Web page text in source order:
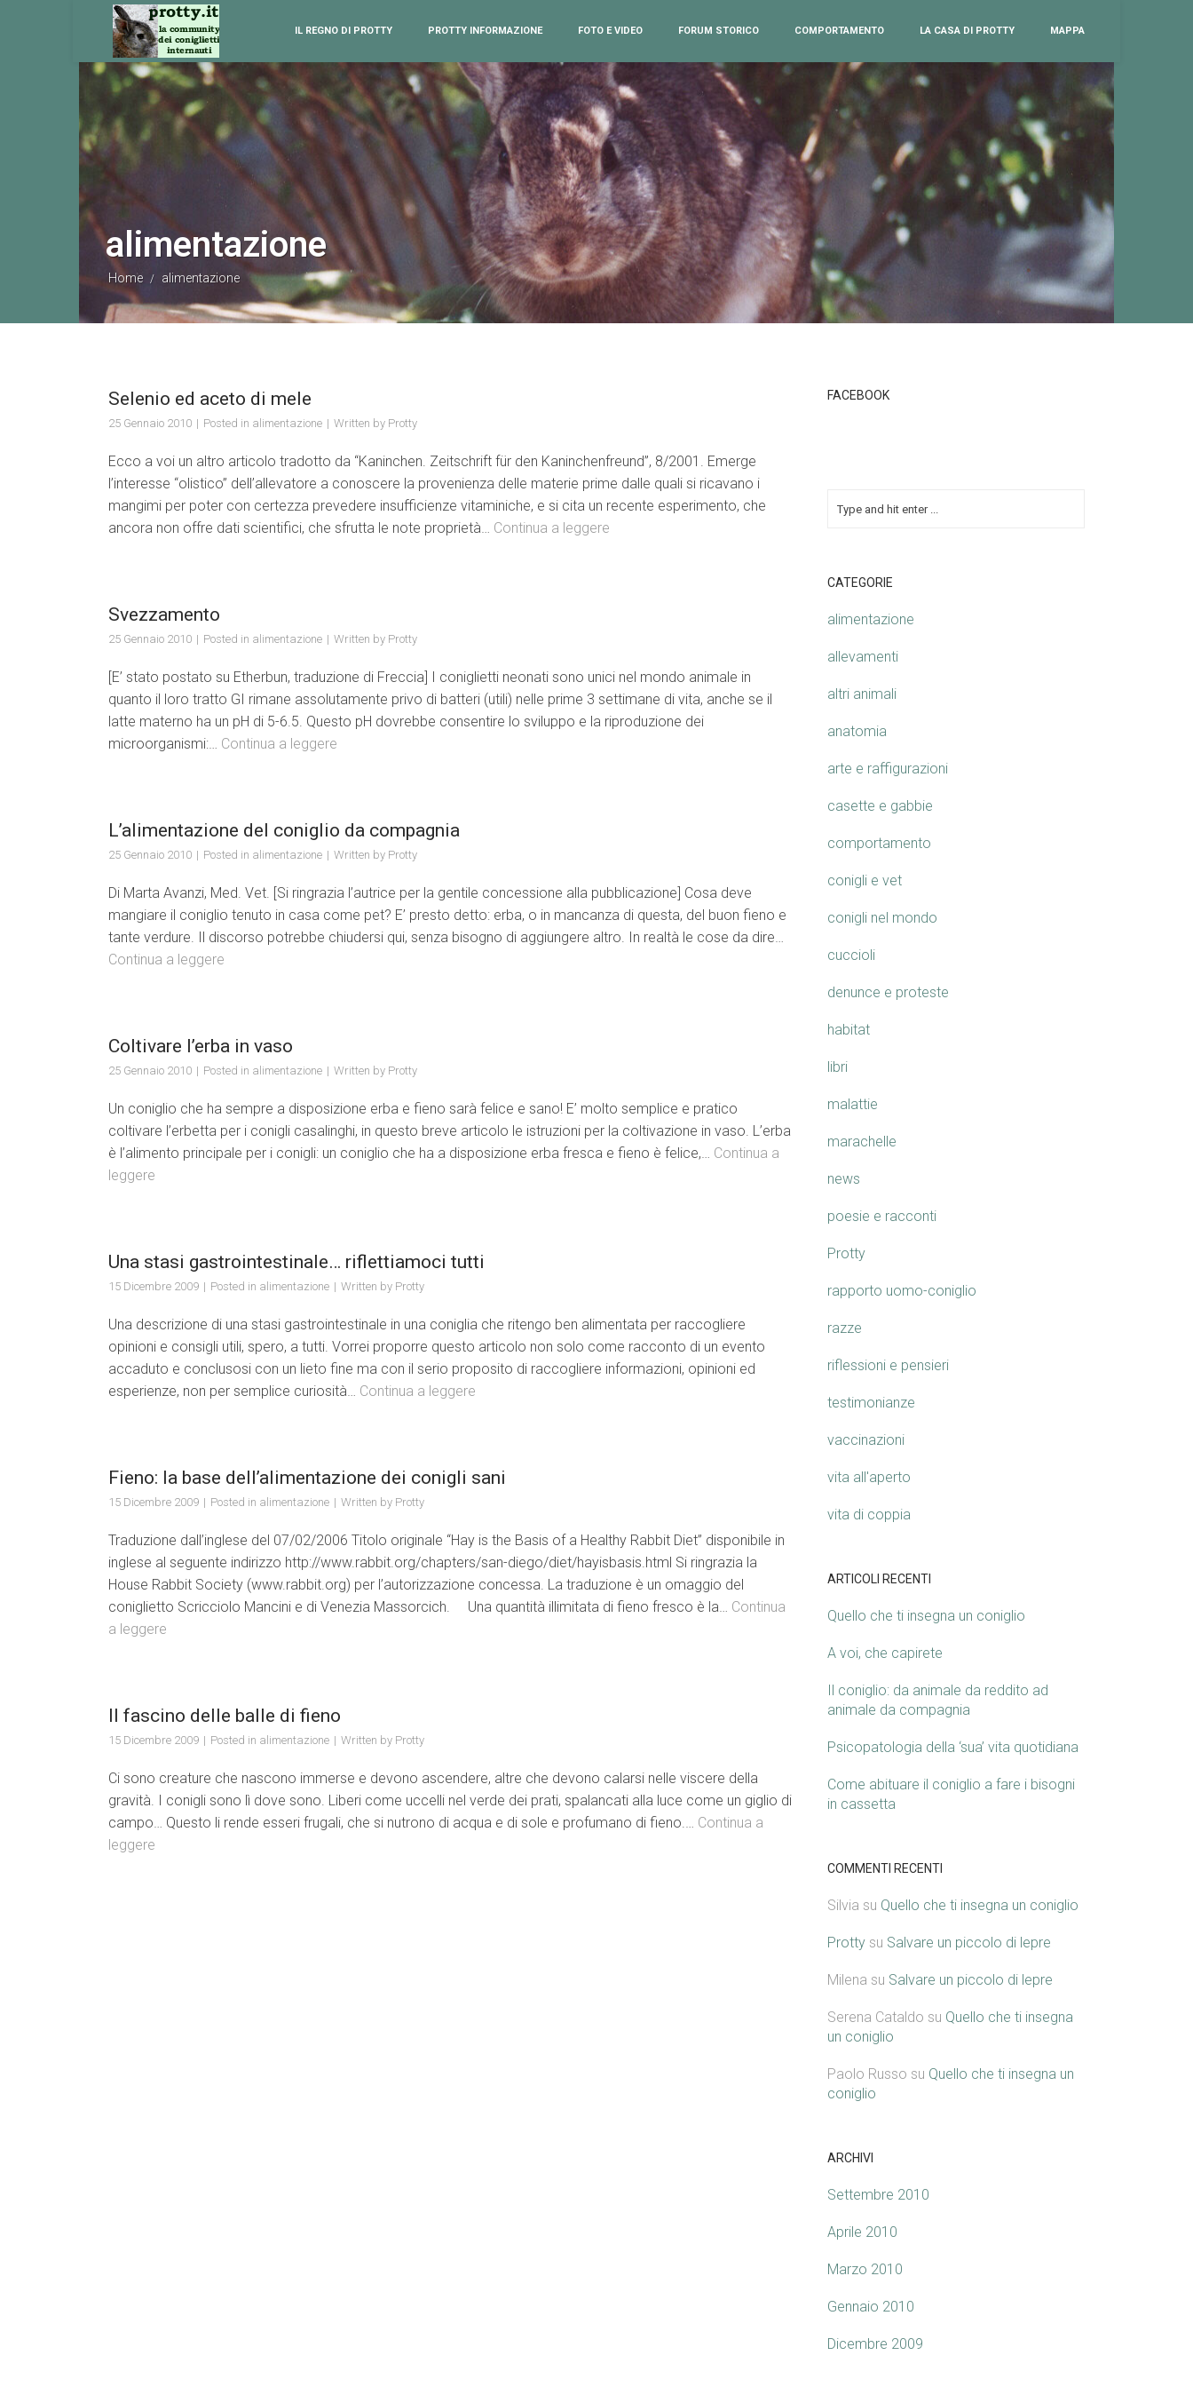
IL REGNO DI PROTTY PROTTY INFORMAZIONE FOTO E VIDEO FORUM STORICO COMPORTAMENTO LA CASA DI PROTTY MAPPA
alimentazione
Home / alimentazione
Selenio ed aceto di mele
25 Gennaio 2010 Posted in alimentazione Written by Protty
Ecco a voi un altro articolo tradotto da “Kaninchen. Zeitschrift für den Kaninchenfreund”, 8/2001. Emerge
l’interesse “olistico” dell’allevatore a conoscere la provenienza delle materie prime dalle quali si ricavano i
mangimi per poter con certezza prevedere insufficienze vitaminiche, e si cita un recente esperimento, che
ancora non offre dati scientifici, che sfrutta le note proprietà… Continua a leggere
Svezzamento
25 Gennaio 2010 Posted in alimentazione Written by Protty
[E’ stato postato su Etherbun, traduzione di Freccia] I coniglietti neonati sono unici nel mondo animale in
quanto il loro tratto GI rimane assolutamente privo di batteri (utili) nelle prime 3 settimane di vita, anche se il
latte materno ha un pH di 5-6.5. Questo pH dovrebbe consentire lo sviluppo e la riproduzione dei
microorganismi:… Continua a leggere
L’alimentazione del coniglio da compagnia
25 Gennaio 2010 Posted in alimentazione Written by Protty
Di Marta Avanzi, Med. Vet. [Si ringrazia l’autrice per la gentile concessione alla pubblicazione] Cosa deve
mangiare il coniglio tenuto in casa come pet? E’ presto detto: erba, o in mancanza di questa, del buon fieno e
tante verdure. Il discorso potrebbe chiudersi qui, senza bisogno di aggiungere altro. In realtà le cose da dire…
Continua a leggere
Coltivare l’erba in vaso
25 Gennaio 2010 Posted in alimentazione Written by Protty
Un coniglio che ha sempre a disposizione erba e fieno sarà felice e sano! E’ molto semplice e pratico
coltivare l’erbetta per i conigli casalinghi, in questo breve articolo le istruzioni per la coltivazione in vaso. L’erba
è l’alimento principale per i conigli: un coniglio che ha a disposizione erba fresca e fieno è felice,… Continua a
leggere
Una stasi gastrointestinale… riflettiamoci tutti
15 Dicembre 2009 Posted in alimentazione Written by Protty
Una descrizione di una stasi gastrointestinale in una coniglia che ritengo ben alimentata per raccogliere
opinioni e consigli utili, spero, a tutti. Vorrei proporre questo articolo non solo come racconto di un evento
accaduto e conclusosi con un lieto fine ma con il serio proposito di raccogliere informazioni, opinioni ed
esperienze, non per semplice curiosità… Continua a leggere
Fieno: la base dell’alimentazione dei conigli sani
15 Dicembre 2009 Posted in alimentazione Written by Protty
Traduzione dall’inglese del 07/02/2006 Titolo originale “Hay is the Basis of a Healthy Rabbit Diet” disponibile in
inglese al seguente indirizzo http://www.rabbit.org/chapters/san-diego/diet/hayisbasis.html Si ringrazia la
House Rabbit Society (www.rabbit.org) per l’autorizzazione concessa. La traduzione è un omaggio del
coniglietto Scricciolo Mancini e di Venezia Massorcich. Una quantità illimitata di fieno fresco è la… Continua
a leggere
Il fascino delle balle di fieno
15 Dicembre 2009 Posted in alimentazione Written by Protty
Ci sono creature che nascono immerse e devono ascendere, altre che devono calarsi nelle viscere della
gravità. I conigli sono lì dove sono. Liberi come uccelli nel verde dei prati, spalancati alla luce come un giglio di
campo… Questo li rende esseri frugali, che si nutrono di acqua e di sole e profumano di fieno.… Continua a
leggere
FACEBOOK
CATEGORIE
alimentazione
allevamenti
altri animali
anatomia
arte e raffigurazioni
casette e gabbie
comportamento
conigli e vet
conigli nel mondo
cuccioli
denunce e proteste
habitat
libri
malattie
marachelle
news
poesie e racconti
Protty
rapporto uomo-coniglio
razze
riflessioni e pensieri
testimonianze
vaccinazioni
vita all'aperto
vita di coppia
ARTICOLI RECENTI
Quello che ti insegna un coniglio
A voi, che capirete
Il coniglio: da animale da reddito ad
animale da compagnia
Psicopatologia della ‘sua’ vita quotidiana
Come abituare il coniglio a fare i bisogni
in cassetta
COMMENTI RECENTI
Silvia su Quello che ti insegna un coniglio
Protty su Salvare un piccolo di lepre
Milena su Salvare un piccolo di lepre
Serena Cataldo su Quello che ti insegna
un coniglio
Paolo Russo su Quello che ti insegna un
coniglio
ARCHIVI
Settembre 2010
Aprile 2010
Marzo 2010
Gennaio 2010
Dicembre 2009